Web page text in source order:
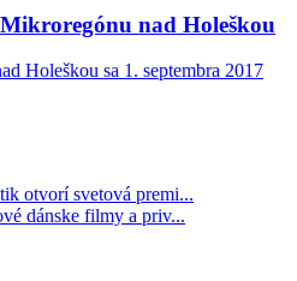
nad Holeškou
Holeškou sa 1. septembra 2017
otvorí svetová premi...
dánske filmy a priv...